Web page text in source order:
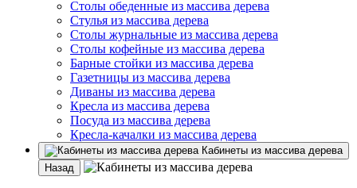
Столы обеденные из массива дерева
Стулья из массива дерева
Столы журнальные из массива дерева
Столы кофейные из массива дерева
Барные стойки из массива дерева
Газетницы из массива дерева
Диваны из массива дерева
Кресла из массива дерева
Посуда из массива дерева
Кресла-качалки из массива дерева
Кабинеты из массива дерева
Назад